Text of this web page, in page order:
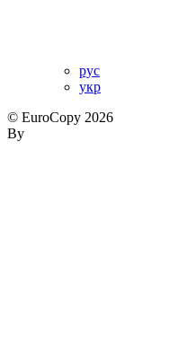
рус
укр
© EuroCopy 2026
By